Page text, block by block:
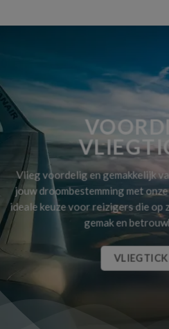
Vlieg voordelig en gemakkelijk
jouw droombestemming met
ideale keuze voor reizigers die op
gemak en